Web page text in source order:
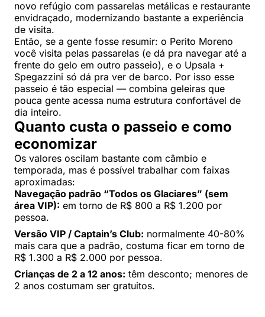
novo refúgio com passarelas metálicas e restaurante
envidraçado, modernizando bastante a experiência
de visita.
Então, se a gente fosse resumir: o Perito Moreno
você visita pelas passarelas (e dá pra navegar até a
frente do gelo em outro passeio), e o Upsala +
Spegazzini só dá pra ver de barco. Por isso esse
passeio é tão especial — combina geleiras que
pouca gente acessa numa estrutura confortável de
dia inteiro.
Quanto custa o passeio e como
economizar
Os valores oscilam bastante com câmbio e
temporada, mas é possível trabalhar com faixas
aproximadas:
Navegação padrão “Todos os Glaciares” (sem
área VIP): em torno de R$ 800 a R$ 1.200 por
pessoa.
Versão VIP / Captain’s Club: normalmente 40-80%
mais cara que a padrão, costuma ficar em torno de
R$ 1.300 a R$ 2.000 por pessoa.
Crianças de 2 a 12 anos: têm desconto; menores de
2 anos costumam ser gratuitos.